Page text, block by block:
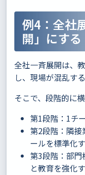
例4：全社
開」にする
全社一斉展開は、
し、現場が混乱す
そこで、段階的に
第1段階：1チ
第2段階：隣
ールを標準化
第3段階：部
と教育を強化